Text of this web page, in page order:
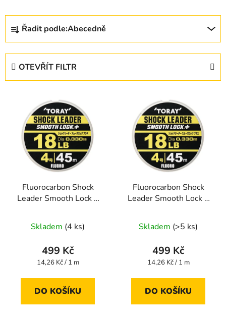
z
Řadit podle:Abecedně
OTEVŘÍT FILTR
Fluorocarbon Shock
Leader Smooth Lock +
Skladem (4 ks)
499 Kč
Měrná
14,26 Kč / 1 m
DO KOŠÍKU
Fluorocarbon Shock
Leader Smooth Lock +
Skladem (>5 ks)
499 Kč
Měrná
14,26 Kč / 1 m
DO KOŠÍKU